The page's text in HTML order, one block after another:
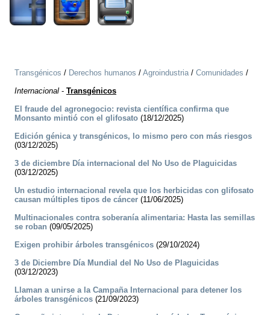
Transgénicos / Derechos humanos / Agroindustria/ Comunidades /
Internacional - Transgénicos
El fraude del agronegocio: revista científica confirma que
Monsanto mintió con el glifosato (18/12/2025)
Edición génica y transgénicos, lo mismo pero con más riesgos
(03/12/2025)
3 de diciembre Día internacional del No Uso de Plaguicidas
(03/12/2025)
Un estudio internacional revela que los herbicidas con glifosato
causan múltiples tipos de cáncer (11/06/2025)
Multinacionales contra soberanía alimentaria: Hasta las semillas
se roban (09/05/2025)
Exigen prohibir árboles transgénicos (29/10/2024)
3 de Diciembre Día Mundial del No Uso de Plaguicidas
(03/12/2023)
Llaman a unirse a la Campaña Internacional para detener los
árboles transgénicos (21/09/2023)